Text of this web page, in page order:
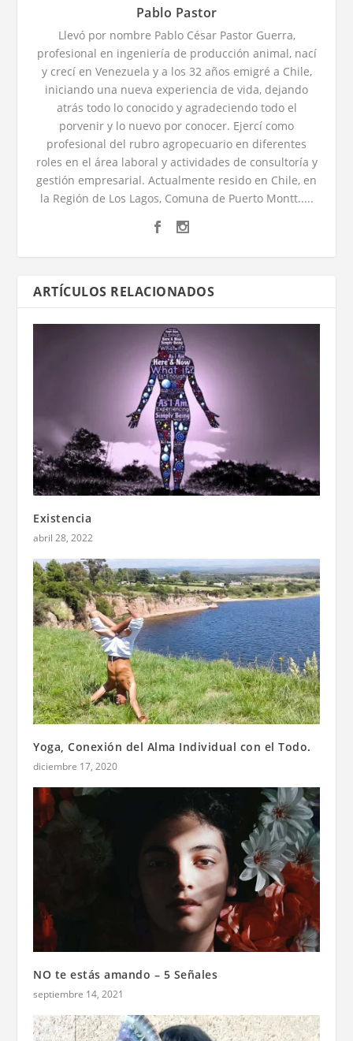
Pablo Pastor
Llevó por nombre Pablo César Pastor Guerra,
profesional en ingeniería de producción animal, nací
y crecí en Venezuela y a los 32 años emigré a Chile,
iniciando una nueva experiencia de vida, dejando
atrás todo lo conocido y agradeciendo todo el
porvenir y lo nuevo por conocer. Ejercí como
profesional del rubro agropecuario en diferentes
roles en el área laboral y actividades de consultoría y
gestión empresarial. Actualmente resido en Chile, en
la Región de Los Lagos, Comuna de Puerto Montt.....
ARTÍCULOS RELACIONADOS
Existencia
abril 28, 2022
Yoga, Conexión del Alma Individual con el Todo.
diciembre 17, 2020
NO te estás amando – 5 Señales
septiembre 14, 2021